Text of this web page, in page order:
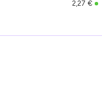
2,27 €